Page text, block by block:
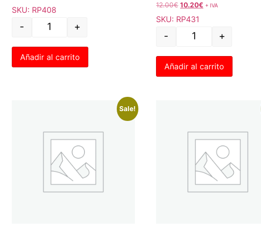
SKU: RP408
- +
Añadir al carrito
12.00€ 10.20€ + IVA
SKU: RP431
- +
Añadir al carrito
Sale!